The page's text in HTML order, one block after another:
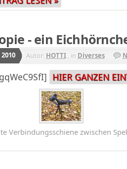
- ein
Autor: HOTTI , in Diverses
HIER GANZEN
Verbindungsschiene zwischen